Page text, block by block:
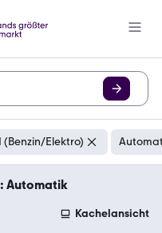
(Benzin/Elektro)
Automatik
Kachelansicht